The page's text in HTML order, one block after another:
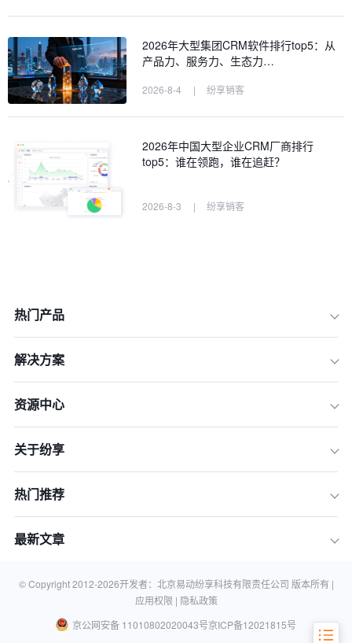
次全面“体检”
势与系统排名
四、常见问题解答 (FAQ)
2026年大型集团CRM软件排行top5：从
产品力、服务力、生态力…
2026-8-4 | 纷享销客
2026年中国大型企业CRM厂商排行
top5：谁在领跑，谁在追赶？
2026-8-3 | 纷享销客
热门产品
解决方案
资源中心
关于纷享
热门推荐
最新文章
© Copyright 2012-2026开发者：北京易动纷享科技有限责任公司 版本所有 |
应用权限 | 隐私政策
京公网安备 11010802020043号京ICP备12021815号